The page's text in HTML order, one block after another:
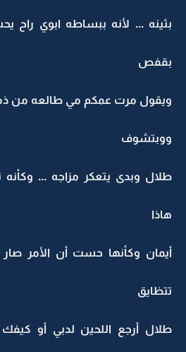
بثينه ... لأنه ببساطه ابوي راح
بقفص
ويقول مرت عمكم مي طالعه من ذمة
ووبتشوف
طلال وبدى يتعكر مزاجه ...
هاذا
أيمان وكأنها حست أن الأمر
تتظايق
طلال أرجع اللحين لدبي أو